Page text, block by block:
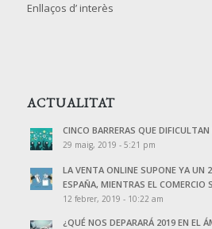
Enllaços d’ interès
ACTUALITAT
CINCO BARRERAS QUE
29 maig, 2019 - 5:21 pm
LA VENTA ONLINE SUPONE YA UN
ESPAÑA, MIENTRAS EL COMERCIO
12 febrer, 2019 - 10:22 am
¿QUÉ NOS DEPARARÁ 2019 EN EL